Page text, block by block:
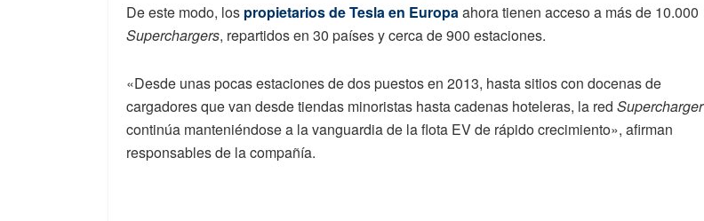
De este modo, los propietarios de Tesla en Europaahora tienen acceso a más de 10.000
Superchargers, repartidos en 30 países y cerca de 900 estaciones.
«Desde unas pocas estaciones de dos puestos en 2013, hasta sitios con docenas de
cargadores que van desde tiendas minoristas hasta cadenas hoteleras, la red Supercharger
continúa manteniéndose a la vanguardia de la flota EV de rápido crecimiento», afirman
responsables de la compañía.